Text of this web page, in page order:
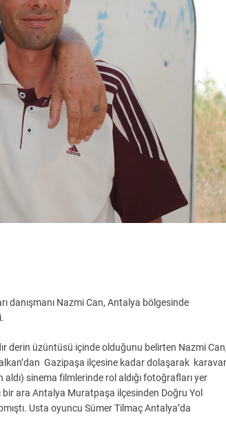
danışmanı Nazmi Can, Antalya bölgesinde
derin üzüntüsü içinde olduğunu belirten Nazmi Can,
Gazipaşa ilçesine kadar dolaşarak
sinema filmlerinde rol aldığı fotoğrafları yer
ara Antalya Muratpaşa ilçesinden Doğru Yol
Usta oyuncu Sümer Tilmaç Antalya’da